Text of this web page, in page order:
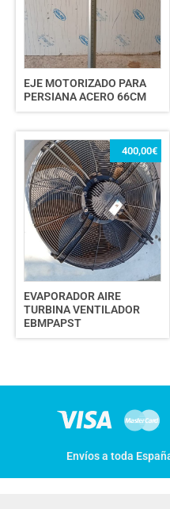
EJE MOTORIZADO PARA
PERSIANA ACERO 66CM
EVAPORADOR AIRE
TURBINA VENTILADOR
EBMPAPST
400,00€
Envíos a toda